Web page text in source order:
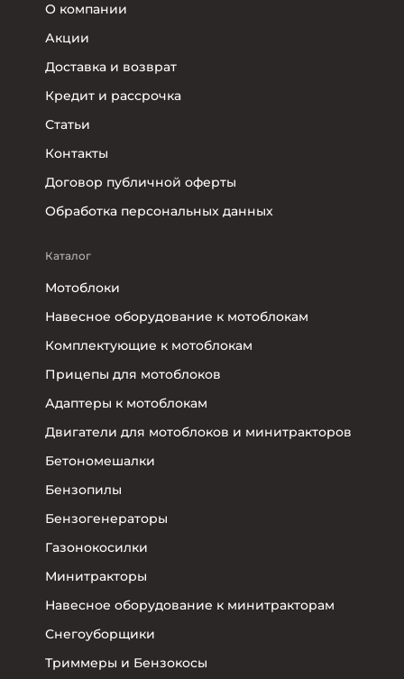
О компании
Акции
Доставка и возврат
Кредит и рассрочка
Статьи
Контакты
Договор публичной оферты
Обработка персональных данных
Каталог
Мотоблоки
Навесное оборудование к мотоблокам
Комплектующие к мотоблокам
Прицепы для мотоблоков
Адаптеры к мотоблокам
Двигатели для мотоблоков и минитракторов
Бетономешалки
Бензопилы
Бензогенераторы
Газонокосилки
Минитракторы
Навесное оборудование к минитракторам
Снегоуборщики
Триммеры и Бензокосы